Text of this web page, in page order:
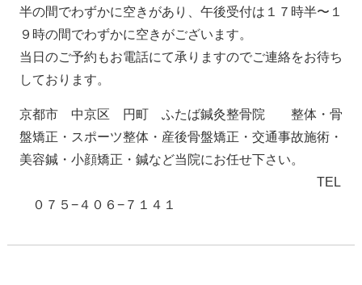
半の間でわずかに空きがあり、午後受付は１７時半〜１
９時の間でわずかに空きがございます。
当日のご予約もお電話にて承りますのでご連絡をお待ち
しております。
京都市 中京区 円町 ふたば鍼灸整骨院 整体・骨
盤矯正・スポーツ整体・産後骨盤矯正・交通事故施術・
美容鍼・小顔矯正・鍼など当院にお任せ下さい。
TEL
０７５−４０６−７１４１